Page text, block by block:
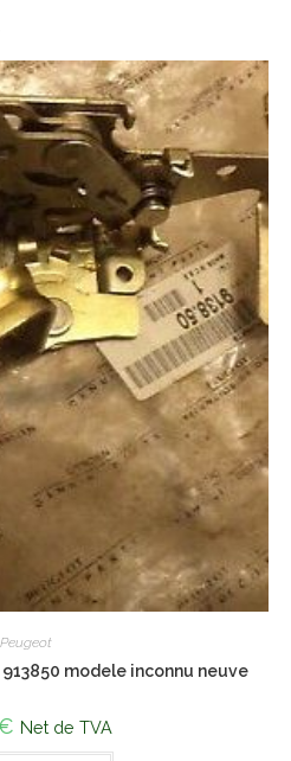
Peugeot
modele inconnu neuve
Net de TVA